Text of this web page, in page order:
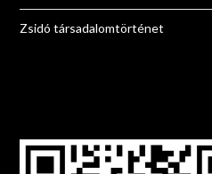
Zsidó társadalomtörténet